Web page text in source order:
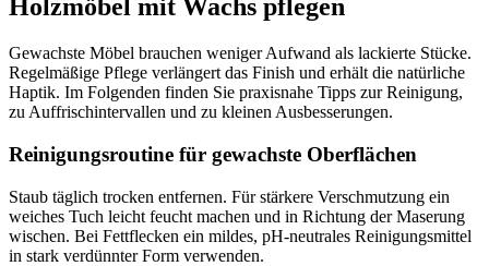
Holzmöbel mit Wachs pflegen
Gewachste Möbel brauchen weniger Aufwand als lackierte Stücke.
Regelmäßige Pflege verlängert das Finish und erhält die natürliche
Haptik. Im Folgenden finden Sie praxisnahe Tipps zur Reinigung,
zu Auffrischintervallen und zu kleinen Ausbesserungen.
Reinigungsroutine für gewachste Oberflächen
Staub täglich trocken entfernen. Für stärkere Verschmutzung ein
weiches Tuch leicht feucht machen und in Richtung der Maserung
wischen. Bei Fettflecken ein mildes, pH-neutrales Reinigungsmittel
in stark verdünnter Form verwenden.